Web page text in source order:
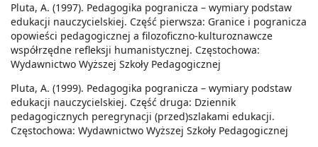
Pluta, A. (1997). Pedagogika pogranicza – wymiary podstaw
edukacji nauczycielskiej. Część pierwsza: Granice i pogranicza
opowieści pedagogicznej a filozoficzno-kulturoznawcze
współrzędne refleksji humanistycznej. Częstochowa:
Wydawnictwo Wyższej Szkoły Pedagogicznej
Pluta, A. (1999). Pedagogika pogranicza – wymiary podstaw
edukacji nauczycielskiej. Część druga: Dziennik
pedagogicznych peregrynacji (przed)szlakami edukacji.
Częstochowa: Wydawnictwo Wyższej Szkoły Pedagogicznej